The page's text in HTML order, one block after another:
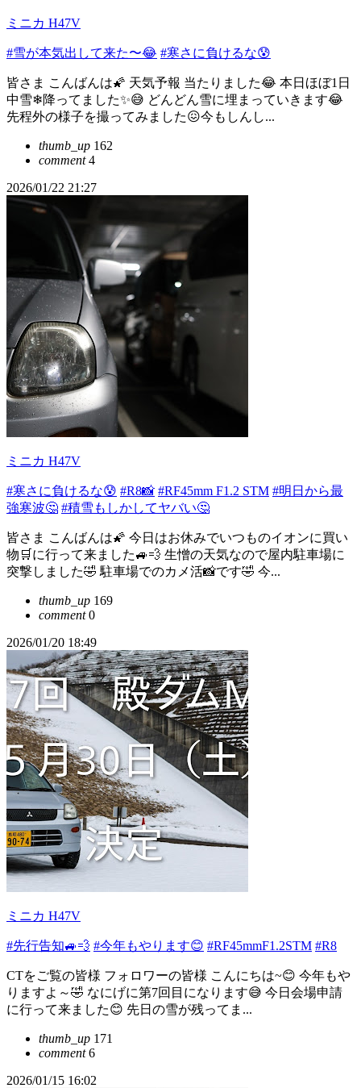
ミニカ H47V
#雪が本気出して来た〜😂 #寒さに負けるな😰
皆さま こんばんは🌠 天気予報 当たりました😂 本日ほぼ1日
中雪❄降ってました✨😅 どんどん雪に埋まっていきます😂
先程外の様子を撮ってみました😖今もしんし...
thumb_up 162
comment4
2026/01/22 21:27
ミニカ H47V
#寒さに負けるな😰 #R8📸 #RF45mm F1.2 STM #明日から最
強寒波🤔 #積雪もしかしてヤバい🤔
皆さま こんばんは🌠 今日はお休みでいつものイオンに買い
物🛒に行って来ました🚙💨 生憎の天気なので屋内駐車場に
突撃しました🤣 駐車場でのカメ活📸です🤣 今...
thumb_up 169
comment0
2026/01/20 18:49
ミニカ H47V
#先行告知🚙💨 #今年もやります😊 #RF45mmF1.2STM #R8
CTをご覧の皆様 フォロワーの皆様 こんにちは~😊 今年もや
りますよ～🤣 なにげに第7回目になります😅 今日会場申請
に行って来ました😊 先日の雪が残ってま...
thumb_up 171
comment6
2026/01/15 16:02